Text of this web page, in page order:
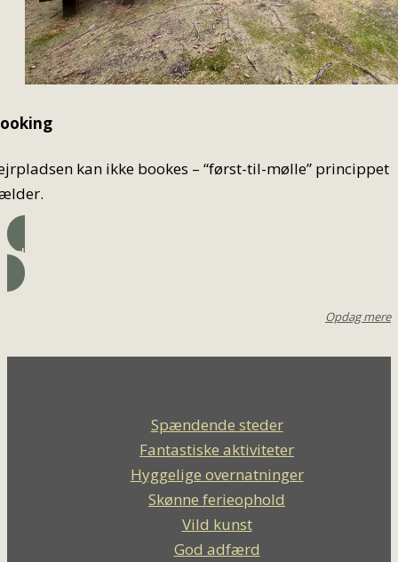
kan ikke bookes – “først-til-mølle” princippet
Adresse
Opdag mere
Spændende steder
Fantastiske aktiviteter
Hyggelige overnatninger
Skønne ferieophold
Vild kunst
God adfærd